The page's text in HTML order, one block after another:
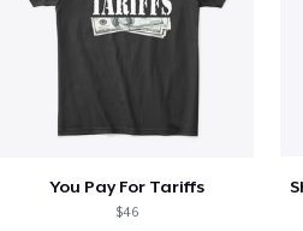
You Pay For Tariffs
$46